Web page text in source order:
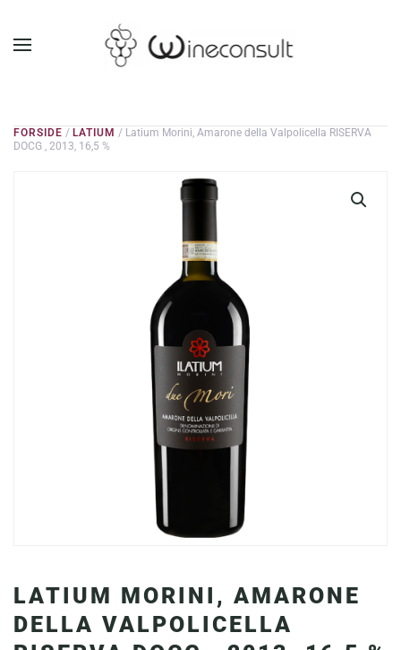
GÅ TIL HOVEDINDHOLD
FORSIDE / LATIUM / Latium Morini, Amarone della Valpolicella RISERVA
DOCG , 2013, 16,5 %
LATIUM MORINI, AMARONE
DELLA VALPOLICELLA